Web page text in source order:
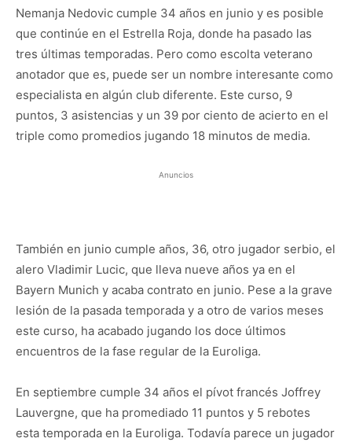
Nemanja Nedovic cumple 34 años en junio y es posible
que continúe en el Estrella Roja, donde ha pasado las
tres últimas temporadas. Pero como escolta veterano
anotador que es, puede ser un nombre interesante como
especialista en algún club diferente. Este curso, 9
puntos, 3 asistencias y un 39 por ciento de acierto en el
triple como promedios jugando 18 minutos de media.
Anuncios
También en junio cumple años, 36, otro jugador serbio, el
alero Vladimir Lucic, que lleva nueve años ya en el
Bayern Munich y acaba contrato en junio. Pese a la grave
lesión de la pasada temporada y a otro de varios meses
este curso, ha acabado jugando los doce últimos
encuentros de la fase regular de la Euroliga.
En septiembre cumple 34 años el pívot francés Joffrey
Lauvergne, que ha promediado 11 puntos y 5 rebotes
esta temporada en la Euroliga. Todavía parece un jugador